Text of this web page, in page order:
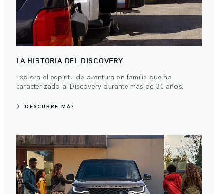
LA HISTORIA DEL DISCOVERY
Explora el espíritu de aventura en familia que ha
caracterizado al Discovery durante más de 30 años.
DESCUBRE MÁS